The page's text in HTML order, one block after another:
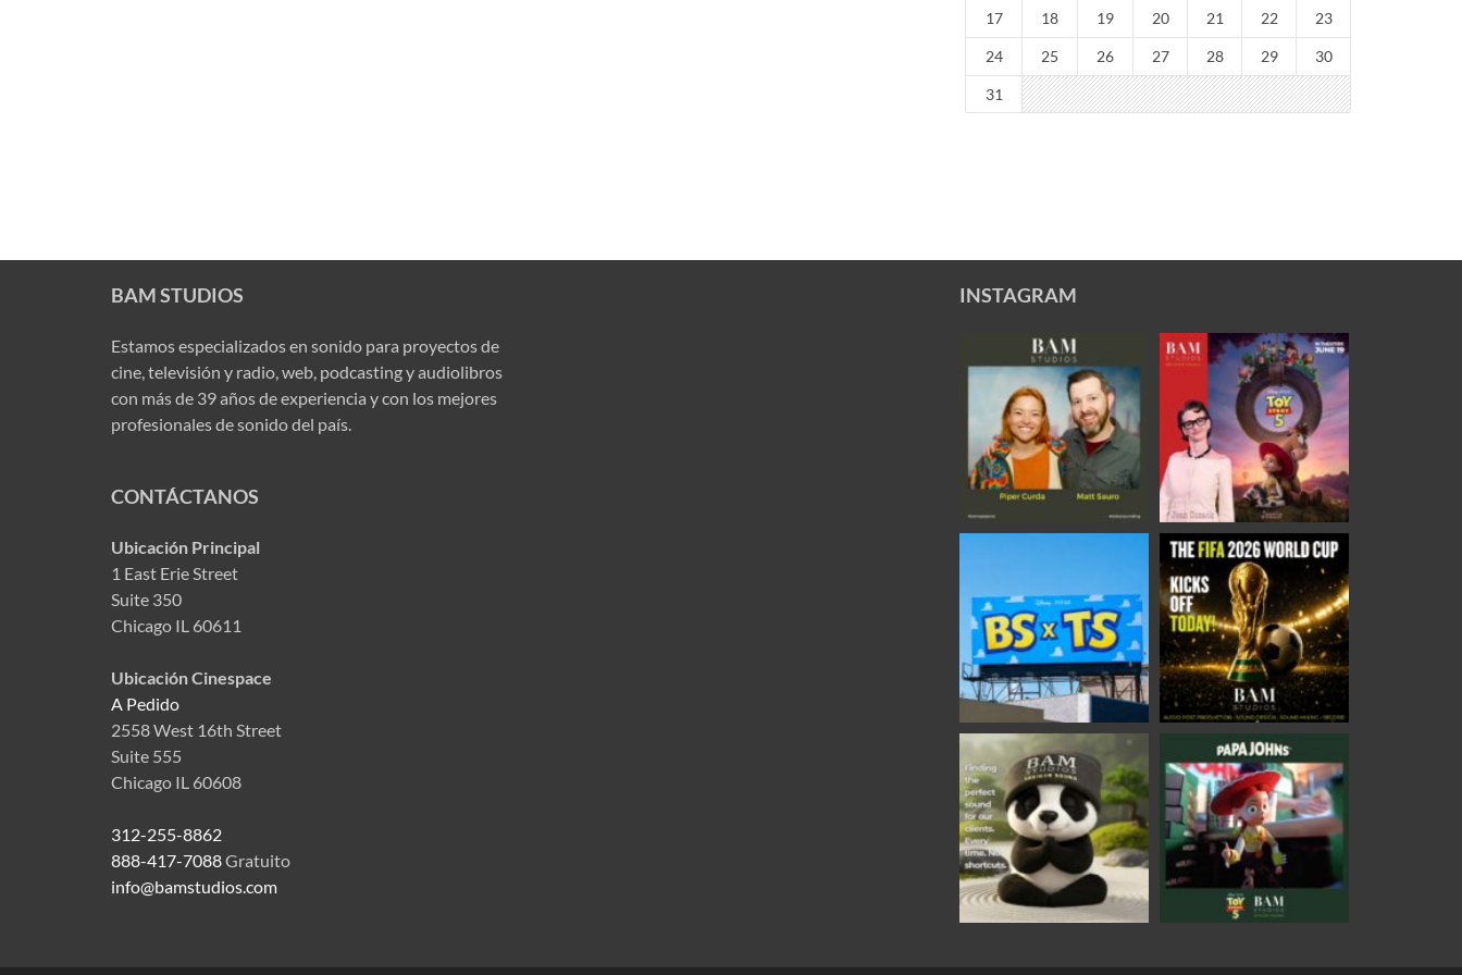
17 18 19 20 21 22 23
24 25 26 27 28 29 30
31
BAM STUDIOS
Estamos especializados en sonido para proyectos de
cine, televisión y radio, web, podcasting y audiolibros
con más de 39 años de experiencia y con los mejores
profesionales de sonido del país.
CONTÁCTANOS
Ubicación Principal
1 East Erie Street
Suite 350
Chicago IL 60611
Ubicación Cinespace
A Pedido
2558 West 16th Street
Suite 555
Chicago IL 60608
312-255-8862
888-417-7088Gratuito
info@bamstudios.com
INSTAGRAM